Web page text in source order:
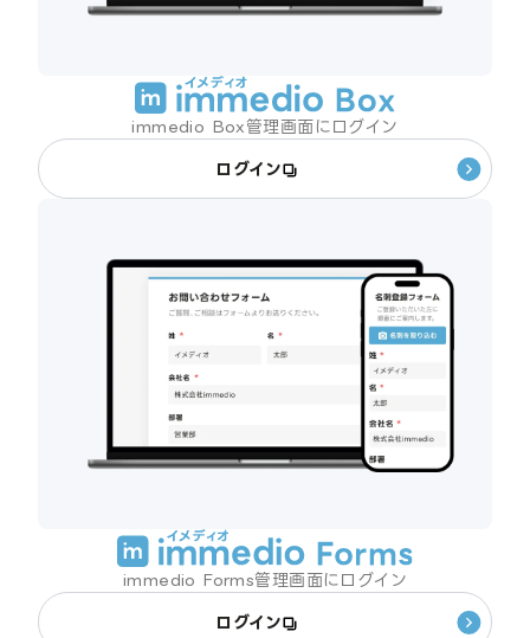
immedio Box管理画面にログイン
ログイン
immedio Forms管理画面にログイン
ログイン